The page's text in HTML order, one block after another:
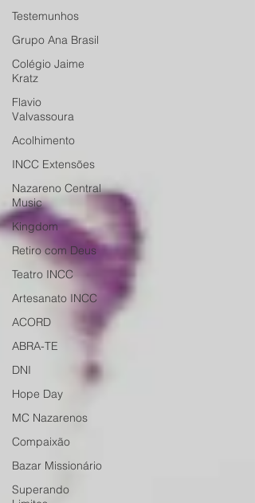
Testemunhos
Grupo Ana Brasil
Colégio Jaime
Kratz
Flavio
Valvassoura
Acolhimento
INCC Extensões
Nazareno Central
Music
Kingdom
Retiro com Deus
Teatro INCC
Artesanato INCC
ACORD
ABRA-TE
DNI
Hope Day
MC Nazarenos
Compaixão
Bazar Missionário
Superando